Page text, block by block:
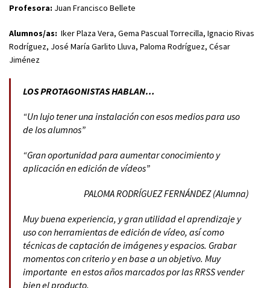
Profesora: Juan Francisco Bellete
Alumnos/as: Iker Plaza Vera, Gema Pascual Torrecilla, Ignacio Rivas
Rodríguez, José María Garlito Lluva, Paloma Rodríguez, César
Jiménez
LOS PROTAGONISTAS HABLAN…
“Un lujo tener una instalación con esos medios para uso
de los alumnos”
“Gran oportunidad para aumentar conocimiento y
aplicación en edición de vídeos”
PALOMA RODRÍGUEZ FERNÁNDEZ (Alumna)
Muy buena experiencia, y gran utilidad el aprendizaje y
uso con herramientas de edición de vídeo, así como
técnicas de captación de imágenes y espacios. Grabar
momentos con criterio y en base a un objetivo. Muy
importante en estos años marcados por las RRSS vender
bien el producto.